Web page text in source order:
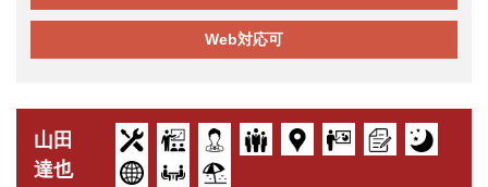
Web対応可
山田
達也